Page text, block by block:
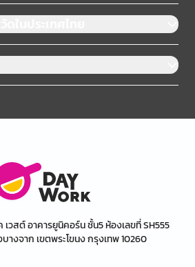
ในประเทศไทย
เวสต์ อาคารยูนิคอร์น ชั้น5 ห้องเลขที่ SH555
างจาก เขตพระโขนง กรุงเทพ 10260